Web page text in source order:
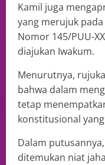
Kamil juga
yang merujuk
Nomor 145/PUU-
diajukan Iwakum.
Menurutnya,
bahwa dalam
tetap
konstitusional
Dalam
ditemukan niat